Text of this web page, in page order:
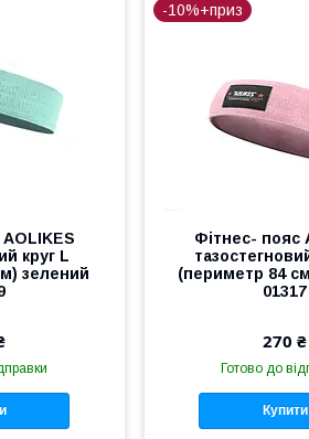
круг L
зелений
-10%+приз
Фітнес- пояс
(периметр 84
01317
270 ₴
Готово до
Купити